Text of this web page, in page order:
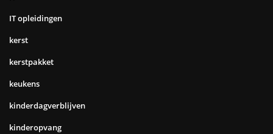
IT opleidingen
kerst
kerstpakket
keukens
kinderdagverblijven
kinderopvang